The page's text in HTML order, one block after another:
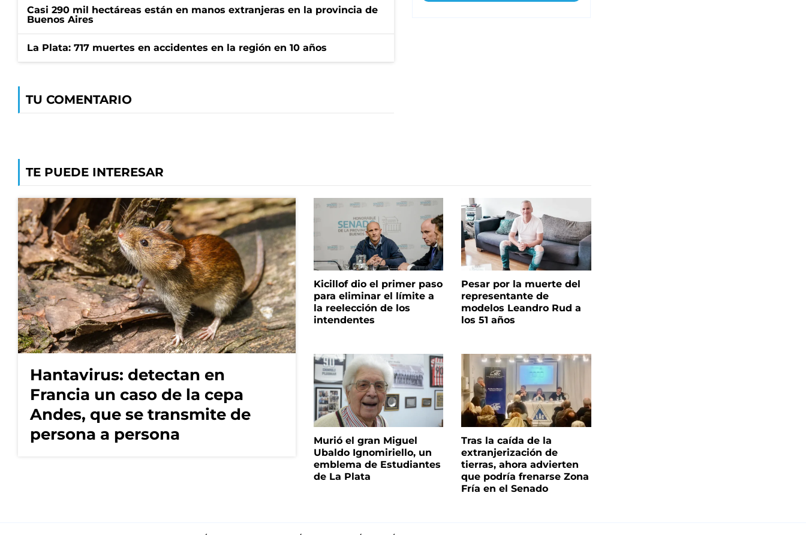
Casi 290 mil hectáreas están en manos extranjeras en la provincia de
Buenos Aires
La Plata: 717 muertes en accidentes en la región en 10 años
TU COMENTARIO
TE PUEDE INTERESAR
Hantavirus: detectan en
Francia un caso de la cepa
Andes, que se transmite de
persona a persona
Kicillof dio el primer paso
para eliminar el límite a
la reelección de los
intendentes
Pesar por la muerte del
representante de
modelos Leandro Rud a
los 51 años
Murió el gran Miguel
Ubaldo Ignomiriello, un
emblema de Estudiantes
de La Plata
Tras la caída de la
extranjerización de
tierras, ahora advierten
que podría frenarse Zona
Fría en el Senado